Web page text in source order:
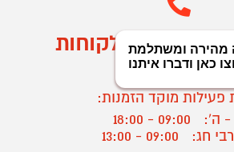
ושירות לקוחות
03-9545370
פעילות מוקד הזמנות:
- ה':
09:00 - 18:00
חג:
09:00 - 13:00